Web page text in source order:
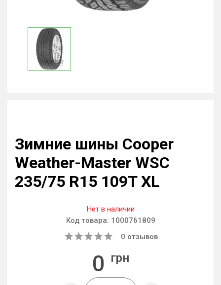
Зимние шины Cooper
Weather-Master WSC
235/75 R15 109T XL
Нет в наличии
Код товара: 1000761809
0 отзывов
0 грн